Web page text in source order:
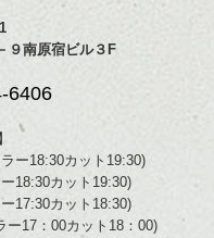
９南原宿ビル３F
6406
ー18:30カット19:30)
18:30カット19:30)
17:30カット18:30)
ー17：00カット18：00)